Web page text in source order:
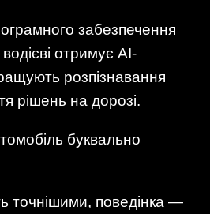
забезпечення
отримує AI-
розпізнавання
рішень на дорозі.
буквально
точнішими, поведінка —